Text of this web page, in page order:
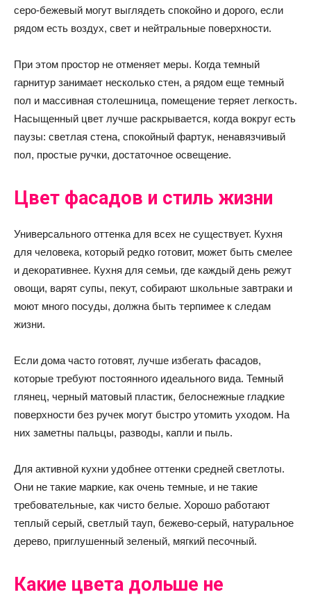
серо-бежевый могут выглядеть спокойно и дорого, если
рядом есть воздух, свет и нейтральные поверхности.
При этом простор не отменяет меры. Когда темный
гарнитур занимает несколько стен, а рядом еще темный
пол и массивная столешница, помещение теряет легкость.
Насыщенный цвет лучше раскрывается, когда вокруг есть
паузы: светлая стена, спокойный фартук, ненавязчивый
пол, простые ручки, достаточное освещение.
Цвет фасадов и стиль жизни
Универсального оттенка для всех не существует. Кухня
для человека, который редко готовит, может быть смелее
и декоративнее. Кухня для семьи, где каждый день режут
овощи, варят супы, пекут, собирают школьные завтраки и
моют много посуды, должна быть терпимее к следам
жизни.
Если дома часто готовят, лучше избегать фасадов,
которые требуют постоянного идеального вида. Темный
глянец, черный матовый пластик, белоснежные гладкие
поверхности без ручек могут быстро утомить уходом. На
них заметны пальцы, разводы, капли и пыль.
Для активной кухни удобнее оттенки средней светлоты.
Они не такие маркие, как очень темные, и не такие
требовательные, как чисто белые. Хорошо работают
теплый серый, светлый тауп, бежево-серый, натуральное
дерево, приглушенный зеленый, мягкий песочный.
Какие цвета дольше не